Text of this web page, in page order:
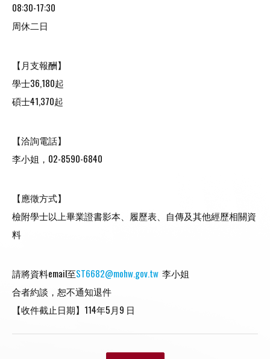
08:30-17:30
周休二日
【月支報酬】
學士36,180起
碩士41,370起
【洽詢電話】
李小姐，02-8590-6840
【應徵方式】
檢附學士以上畢業證書影本、履歷表、自傳及其他經歷相關資
料
請將資料email至ST6682@mohw.gov.tw 李小姐
合者約談，恕不通知退件
【收件截止日期】114年5月9 日